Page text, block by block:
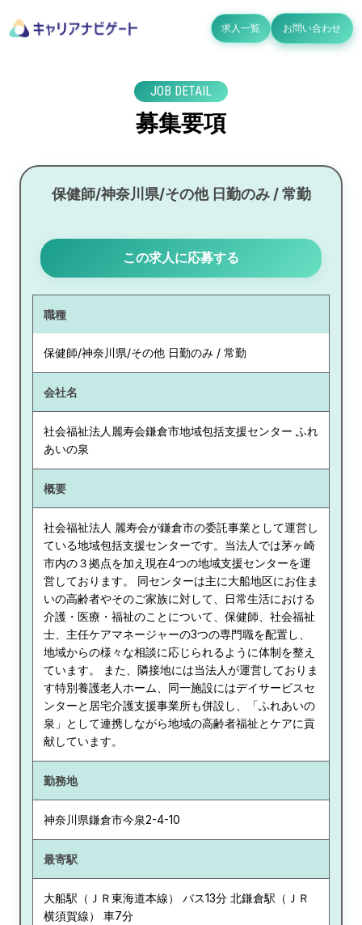
求人一覧 お問い合わせ
JOB DETAIL
募集要項
保健師/神奈川県/その他 日勤のみ / 常勤
この求人に応募する
職種
保健師/神奈川県/その他 日勤のみ / 常勤
会社名
社会福祉法人麗寿会鎌倉市地域包括支援センター ふれ
あいの泉
概要
社会福祉法人 麗寿会が鎌倉市の委託事業として運営し
ている地域包括支援センターです。当法人では茅ヶ崎
市内の３拠点を加え現在4つの地域支援センターを運
営しております。 同センターは主に大船地区にお住ま
いの高齢者やそのご家族に対して、日常生活における
介護・医療・福祉のことについて、保健師、社会福祉
士、主任ケアマネージャーの3つの専門職を配置し、
地域からの様々な相談に応じられるように体制を整え
ています。 また、隣接地には当法人が運営しておりま
す特別養護老人ホーム、同一施設にはデイサービスセ
ンターと居宅介護支援事業所も併設し、「ふれあいの
泉」として連携しながら地域の高齢者福祉とケアに貢
献しています。
勤務地
神奈川県鎌倉市今泉2-4-10
最寄駅
大船駅（ＪＲ東海道本線） バス13分 北鎌倉駅（ＪＲ
横須賀線） 車7分